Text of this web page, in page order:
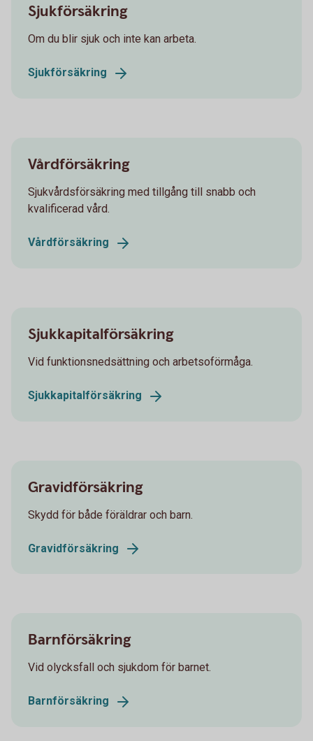
Sjukförsäkring
Om du blir sjuk och inte kan arbeta.
Sjukförsäkring
Vårdförsäkring
Sjukvårdsförsäkring med tillgång till snabb och
kvalificerad vård.
Vårdförsäkring
Sjukkapitalförsäkring
Vid funktionsnedsättning och arbetsoförmåga.
Sjukkapitalförsäkring
Gravidförsäkring
Skydd för både föräldrar och barn.
Gravidförsäkring
Barnförsäkring
Vid olycksfall och sjukdom för barnet.
Barnförsäkring